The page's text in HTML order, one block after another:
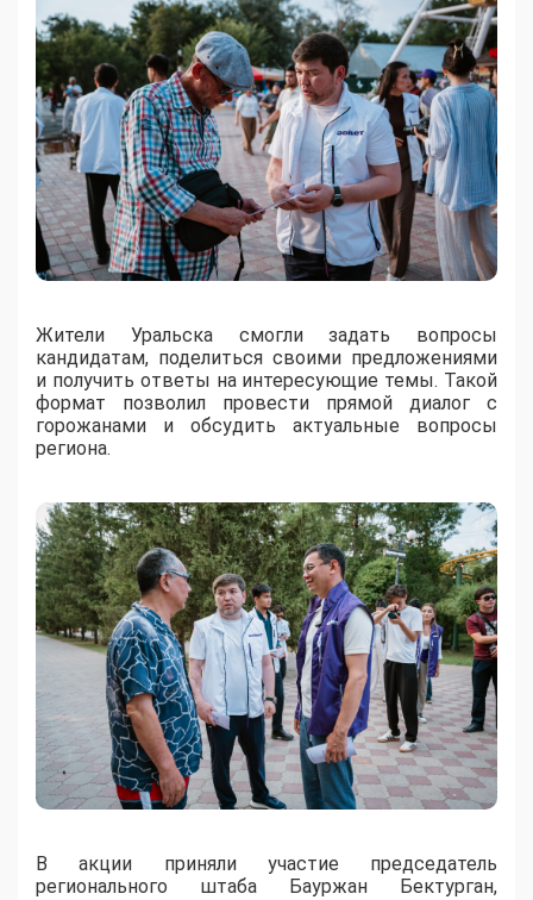
Жители Уральска смогли задать вопросы
кандидатам, поделиться своими предложениями
и получить ответы на интересующие темы. Такой
формат позволил провести прямой диалог с
горожанами и обсудить актуальные вопросы
региона.
В акции приняли участие председатель
регионального штаба Бауржан Бектурган,